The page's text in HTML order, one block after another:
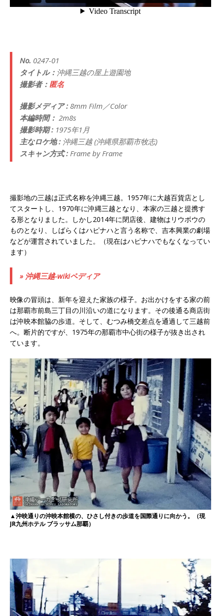
No. 0247-01
タイトル： 沖縄三越の屋上遊園地
撮影者： 匿名
撮影メディア : 8mm Film／Color
本編時間： 2m8s
撮影時期 : 1975年1月
主なロケ地 : 沖縄三越 (沖縄県那覇市牧志)
スキャン方式 : Frame by Frame
撮影地の三越は正式名称を沖縄三越。1957年に大越百貨店とし
てスタートし、1970年に沖縄三越となり、本家の三越と提携す
る形となりました。しかし2014年に閉店後、建物はリウボウの
ものとなり、しばらくはハピナハと言う名称で、吉本興業の劇場
などが運営されていました。（現在はハピナハでもなくなってい
ます）
» 沖縄三越-wikiペディア
映像の冒頭は、新年を迎えた家族の様子。お出かけをする家の前
は那覇市前島三丁目の川沿いの道になります。その後通る商店街
は沖映本館脇の歩道。そして、むつみ橋交差点を通過して三越前
へ。断片的ですが、1975年の那覇市中心街の様子が抜き出され
ています。
▲沖映通りの沖映本館横の、ひさし付きの歩道を国際通りに向かう。（現
JR九州ホテル ブラッサム那覇）